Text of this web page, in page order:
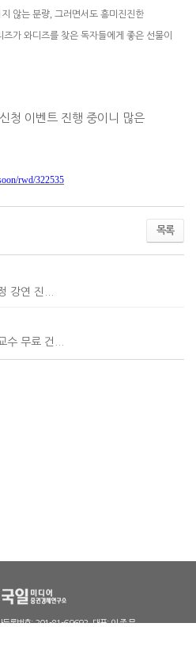
않는 분량 그러면서도 흥미진진한
즈가 와디즈를 찾은 독자들에게 좋은 선물이
청 이벤트 진행 중이니 많은
rwd/322535
목록
강연 진...
수 무료 건...
등록번호: 201-81-69692 대표: 이 종 문